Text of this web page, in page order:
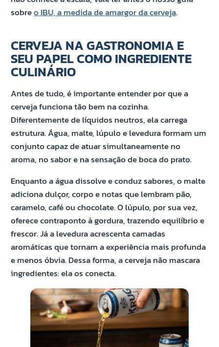
sobreo IBU, a medida de amargor da cerveja.
CERVEJA NA GASTRONOMIA E
SEU PAPEL COMO INGREDIENTE
CULINÁRIO
Antes de tudo, é importante entender por que a
cerveja funciona tão bem na cozinha.
Diferentemente de líquidos neutros, ela carrega
estrutura. Água, malte, lúpulo e levedura formam um
conjunto capaz de atuar simultaneamente no
aroma, no sabor e na sensação de boca do prato.
Enquanto a água dissolve e conduz sabores, o malte
adiciona dulçor, corpo e notas que lembram pão,
caramelo, café ou chocolate. O lúpulo, por sua vez,
oferece contraponto à gordura, trazendo equilíbrio e
frescor. Já a levedura acrescenta camadas
aromáticas que tornam a experiência mais profunda
e menos óbvia. Dessa forma, a cerveja não mascara
ingredientes: ela os conecta.